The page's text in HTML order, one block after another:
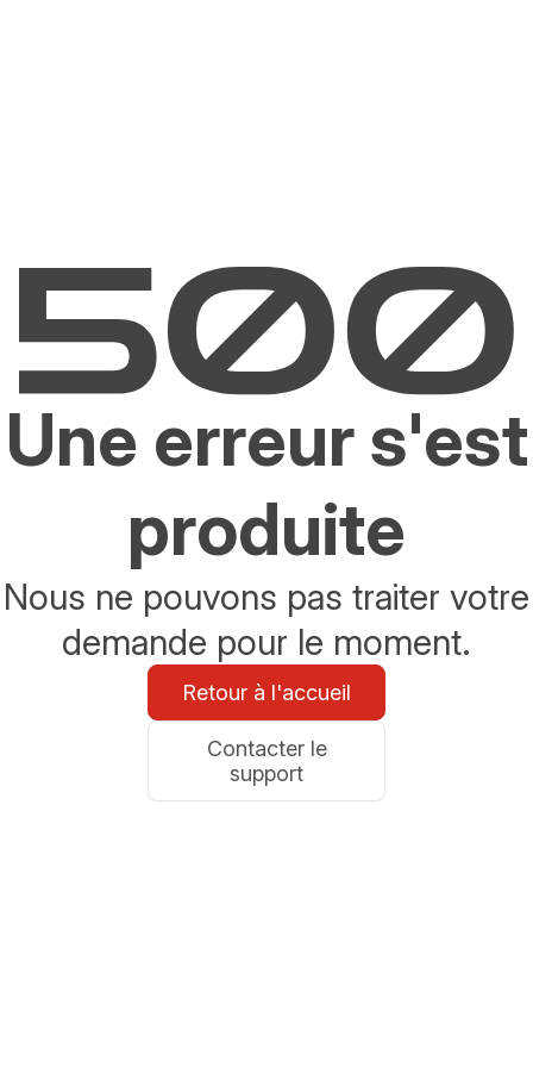
Une erreur s'est
produite
Nous ne pouvons pas traiter votre
demande pour le moment.
Retour à l'accueil
Contacter le
support